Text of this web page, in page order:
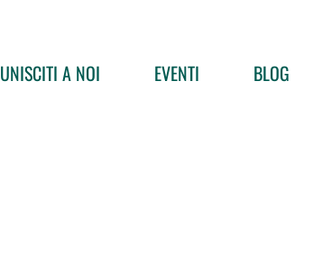
UNISCITI A NOI EVENTI BLOG